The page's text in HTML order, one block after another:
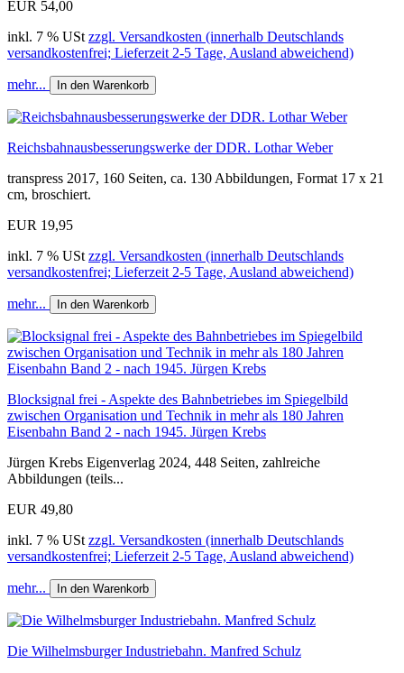
EUR 54,00
inkl. 7 % USt zzgl. Versandkosten (innerhalb Deutschlands
versandkostenfrei; Lieferzeit 2-5 Tage, Ausland abweichend)
mehr... In den Warenkorb
Reichsbahnausbesserungswerke der DDR. Lothar Weber
transpress 2017, 160 Seiten, ca. 130 Abbildungen, Format 17 x 21
cm, broschiert.
EUR 19,95
inkl. 7 % USt zzgl. Versandkosten (innerhalb Deutschlands
versandkostenfrei; Lieferzeit 2-5 Tage, Ausland abweichend)
mehr... In den Warenkorb
Blocksignal frei - Aspekte des Bahnbetriebes im Spiegelbild
zwischen Organisation und Technik in mehr als 180 Jahren
Eisenbahn Band 2 - nach 1945. Jürgen Krebs
Jürgen Krebs Eigenverlag 2024, 448 Seiten, zahlreiche
Abbildungen (teils...
EUR 49,80
inkl. 7 % USt zzgl. Versandkosten (innerhalb Deutschlands
versandkostenfrei; Lieferzeit 2-5 Tage, Ausland abweichend)
mehr... In den Warenkorb
Die Wilhelmsburger Industriebahn. Manfred Schulz